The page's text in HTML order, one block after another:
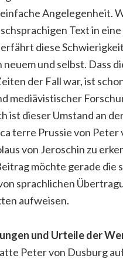
Angelegenheit.
Text in
diese
und selbst. Dass
der Fall war, ist
mediävistischer
ist dieser Umstand an
terre Prussie von Peter
von Jeroschin zu
möchte gerade die
sprachlichen
aufweisen.
und Urteile der
Peter von Dusburg